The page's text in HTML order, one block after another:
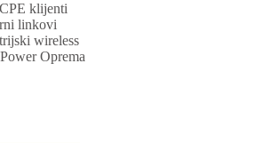
klijenti
linkovi
wireless
Oprema